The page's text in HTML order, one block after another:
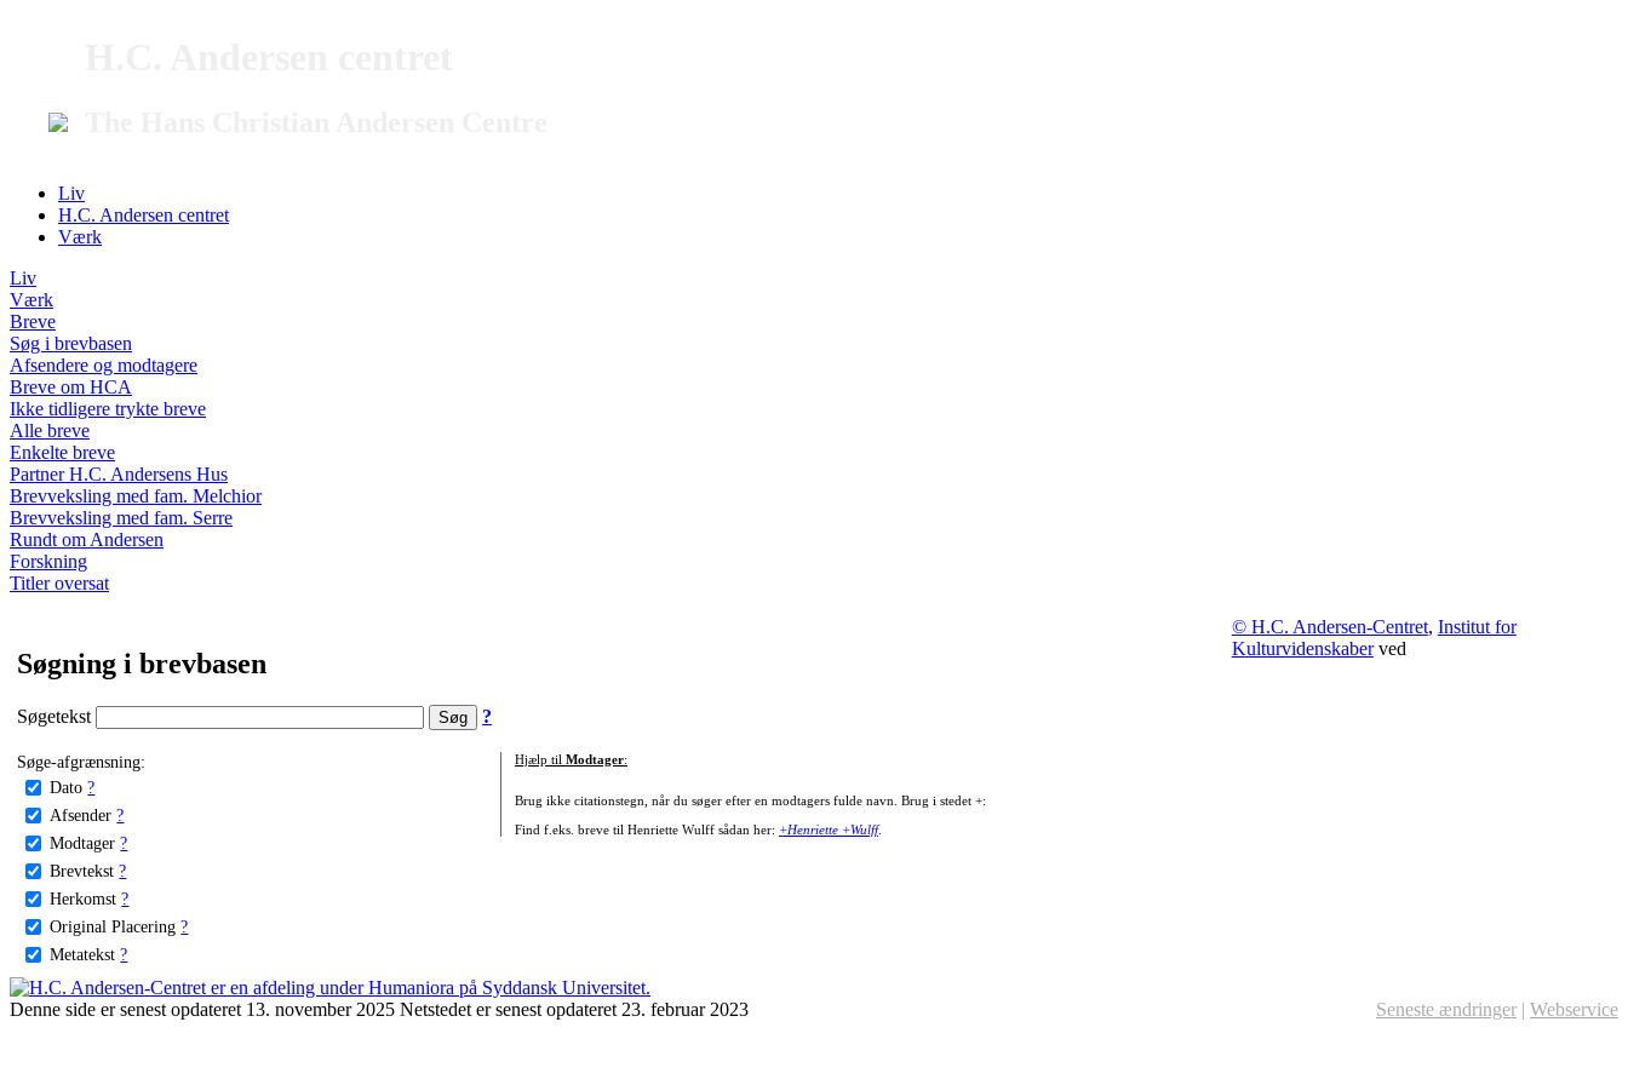
Liv
H.C. Andersen centret
Værk
Liv
Værk
Breve
Søg i brevbasen
Afsendere og modtagere
Breve om HCA
Ikke tidligere trykte breve
Alle breve
Enkelte breve
Partner H.C. Andersens Hus
Brevveksling med fam. Melchior
Brevveksling med fam. Serre
Rundt om Andersen
Forskning
Titler oversat
Søgning i brevbasen
Søgetekst ?
Søge-afgrænsning:
Dato ?
Afsender ?
Modtager ?
Brevtekst ?
Herkomst ?
Original Placering ?
Metatekst ?
Hjælp til Modtager:
Brug ikke citationstegn, når du søger efter en modtagers fulde navn. Brug i stedet +:
Find f.eks. breve til Henriette Wulff sådan her: +Henriette +Wulff.
© H.C. Andersen-Centret, Institut for
Kulturvidenskaberved
Denne side er senest opdateret 13. november 2025 Netstedet er senest opdateret 23. februar 2023 Seneste ændringer | Webservice